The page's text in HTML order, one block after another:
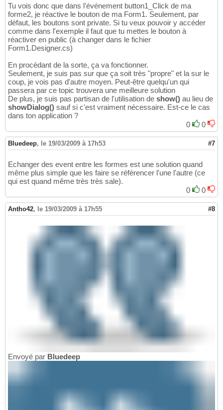
14
15
}
}
Tu vois donc que dans l'événement button1_Click de ma
forme2, je réactive le bouton de ma Form1. Seulement, par
défaut, les boutons sont private. Si tu veux pouvoir y accéder
comme dans l'exemple il faut que tu mettes le bouton à
réactiver en public (à changer dans le fichier
Form1.Designer.cs)
En procédant de la sorte, ça va fonctionner.
Seulement, je suis pas sur que ça soit très "propre" et la sur le
coup, je vois pas d'autre moyen. Peut-être quelqu'un qui
passera par ce topic trouvera une meilleure solution
De plus, je suis pas partisan de l'utilisation de show() au lieu de
showDialog() sauf si c'est vraiment nécessaire. Est-ce le cas
dans ton application ?
0
0
Bluedeep, le 19/03/2009 à 17h53 #7
Echanger des event entre les formes est une solution quand
même plus simple que les faire se référencer l'une l'autre (ce
qui est quand même très très sale).
0
0
Antho42, le 19/03/2009 à 17h55 #8
Envoyé par Bluedeep